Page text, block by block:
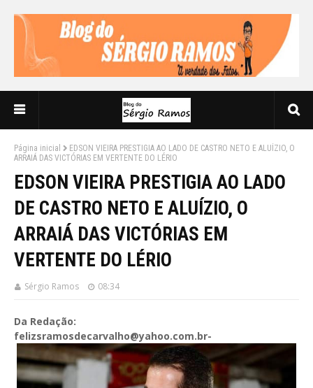
Página inicial
EDSON VIEIRA PRESTIGIA AO LADO DE CASTRO NETO E ALUÍZIO, O
ARRAIÁ DAS VICTÓRIAS EM VERTENTE DO LÉRIO
EDSON VIEIRA PRESTIGIA AO LADO
DE CASTRO NETO E ALUÍZIO, O
ARRAIÁ DAS VICTÓRIAS EM
VERTENTE DO LÉRIO
Sérgio Ramos 08:34
Da Redação:
felizsramosdecarvalho@yahoo.com.br-